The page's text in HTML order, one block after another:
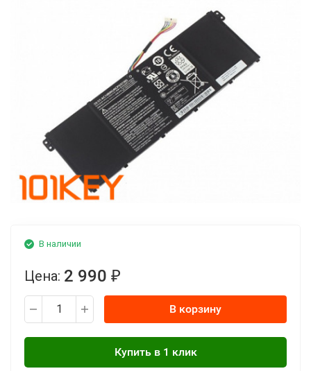
В наличии
Цена: 2 990 ₽
В корзину